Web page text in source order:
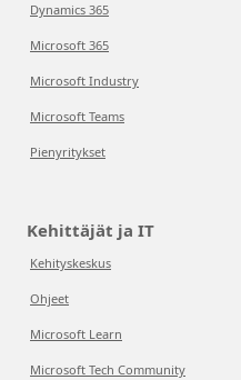
Dynamics 365
Microsoft 365
Microsoft Industry
Microsoft Teams
Pienyritykset
Kehittäjät ja IT
Kehityskeskus
Ohjeet
Microsoft Learn
Microsoft Tech Community